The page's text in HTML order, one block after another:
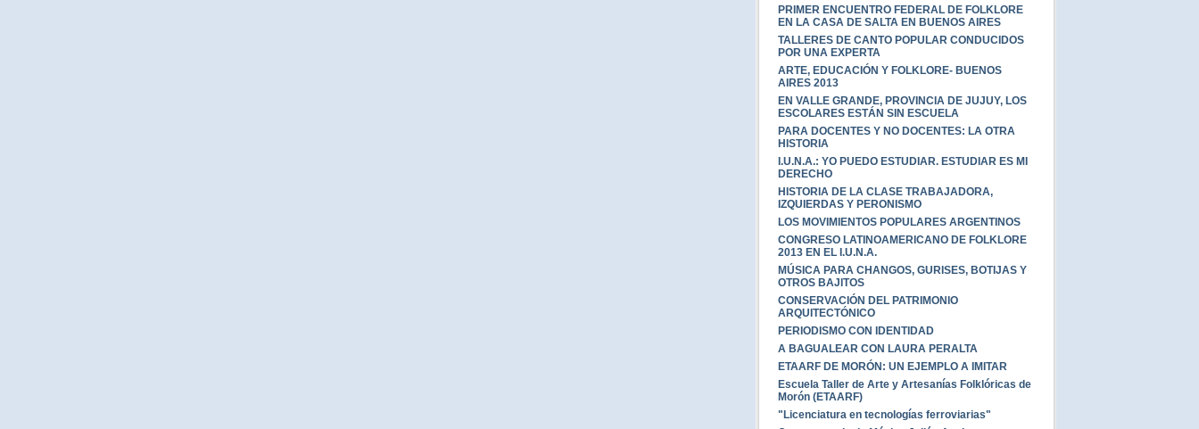
PRIMER ENCUENTRO FEDERAL DE FOLKLORE
EN LA CASA DE SALTA EN BUENOS AIRES
TALLERES DE CANTO POPULAR CONDUCIDOS
POR UNA EXPERTA
ARTE, EDUCACIÓN Y FOLKLORE- BUENOS
AIRES 2013
EN VALLE GRANDE, PROVINCIA DE JUJUY, LOS
ESCOLARES ESTÁN SIN ESCUELA
PARA DOCENTES Y NO DOCENTES: LA OTRA
HISTORIA
I.U.N.A.: YO PUEDO ESTUDIAR. ESTUDIAR ES MI
DERECHO
HISTORIA DE LA CLASE TRABAJADORA,
IZQUIERDAS Y PERONISMO
LOS MOVIMIENTOS POPULARES ARGENTINOS
CONGRESO LATINOAMERICANO DE FOLKLORE
2013 EN EL I.U.N.A.
MÚSICA PARA CHANGOS, GURISES, BOTIJAS Y
OTROS BAJITOS
CONSERVACIÓN DEL PATRIMONIO
ARQUITECTÓNICO
PERIODISMO CON IDENTIDAD
A BAGUALEAR CON LAURA PERALTA
ETAARF DE MORÓN: UN EJEMPLO A IMITAR
Escuela Taller de Arte y Artesanías Folklóricas de
Morón (ETAARF)
"Licenciatura en tecnologías ferroviarias"